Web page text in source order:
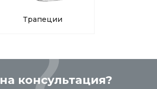
Трапеции
консультация?